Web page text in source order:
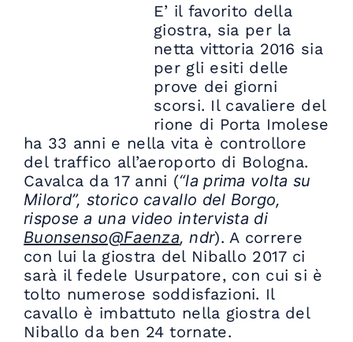
E’ il favorito della
giostra, sia per la
netta vittoria 2016 sia
per gli esiti delle
prove dei giorni
scorsi. Il cavaliere del
rione di Porta Imolese
ha 33 anni e nella vita è controllore
del traffico all’aeroporto di Bologna.
Cavalca da 17 anni (“la prima volta su
Milord”, storico cavallo del Borgo,
rispose a una video intervista di
Buonsenso@Faenza, ndr). A correre
con lui la giostra del Niballo 2017 ci
sarà il fedele Usurpatore, con cui si è
tolto numerose soddisfazioni. Il
cavallo è imbattuto nella giostra del
Niballo da ben 24 tornate.